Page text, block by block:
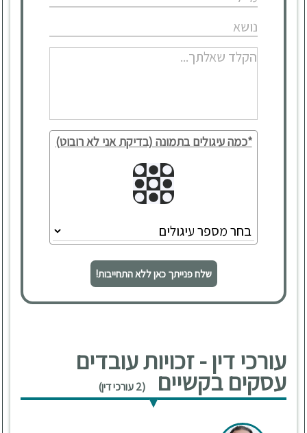
*כמה עיגולים בתמונה (בדיקת אני לא רובוט)
שלח פנייתך כאן ללא התחייבות!
עורכי דין - זכויות עובדים
עסקים בקשיים (2 עורכי דין)